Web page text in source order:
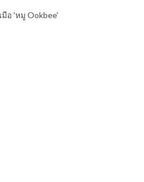
อ 'หมู Ookbee'